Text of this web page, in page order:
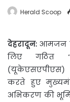
Herald Scoop
देहरादून:आमजन
लिए गठित
(यूकेएसएपीएस)
करते हुए
अभिकरण की